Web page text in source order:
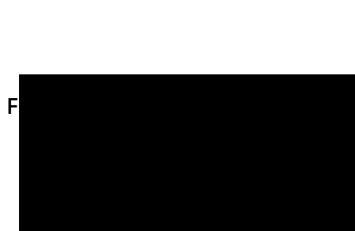
Filtre og osmosemembran